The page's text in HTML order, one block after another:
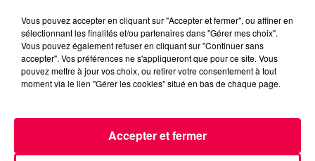
INFOS
Vous pouvez accepter en cliquant sur "Accepter et fermer", ou affiner en
sélectionnant les finalités et/ou partenaires dans "Gérer mes choix".
Vous pouvez également refuser en cliquant sur "Continuer sans
accepter". Vos préférences ne s'appliqueront que pour ce site. Vous
pouvez mettre à jour vos choix, ou retirer votre consentement à tout
moment via le lien "Gérer les cookies" situé en bas de chaque page.
Accepter et fermer